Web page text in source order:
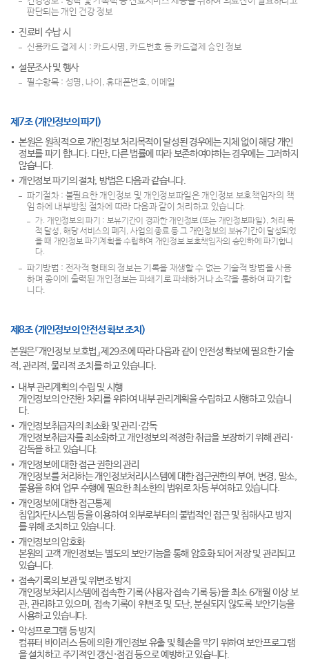
판단되는 개인 건강 정보
진료비 수납 시
신용카드 결제 시 : 카드사명, 카드번호 등 카드결제 승인 정보
설문조사 및 행사
필수항목 : 성명, 나이, 휴대폰번호, 이메일
제7조 (개인정보의 파기)
본원은 원칙적으로 개인정보 처리목적이 달성된 경우에는 지체 없이 해당 개인
정보를 파기 합니다. 다만, 다른 법률에 따라 보존하여야하는 경우에는 그러하지
않습니다.
개인정보 파기의 절차, 방법은 다음과 같습니다.
파기절차 : 불필요한 개인정보 및 개인정보파일은 개인정보 보호책임자의 책
임 하에 내부방침 절차에 따라 다음과 같이 처리하고 있습니다.
가. 개인정보의 파기 : 보유기간이 경과한 개인정보(또는 개인정보파일), 처리 목
적 달성, 해당 서비스의 폐지, 사업의 종료 등 그 개인정보의 보유기간이 달성되었
을 때 개인정보 파기계획을 수립하여 개인정보 보호책임자의 승인하에 파기합니
다.
파기방법 : 전자적 형태의 정보는 기록을 재생할 수 없는 기술적 방법을 사용
하며 종이에 출력된 개인정보는 파쇄기로 파쇄하거나 소각을 통하여 파기합
니다.
제8조 (개인정보의 안전성 확보 조치)
본원은『개인정보 보호법』제29조에 따라 다음과 같이 안전성 확보에 필요한 기술
적, 관리적, 물리적 조치를 하고 있습니다.
내부 관리계획의 수립 및 시행
개인정보의 안전한 처리를 위하여 내부 관리계획을 수립하고 시행하고 있습니
다.
개인정보취급자의 최소화 및 관리·감독
개인정보취급자를 최소화하고 개인정보의 적정한 취급을 보장하기 위해 관리·
감독을 하고 있습니다.
개인정보에 대한 접근 권한의 관리
개인정보를 처리하는 개인정보처리시스템에 대한 접근권한의 부여, 변경, 말소,
불용을 하여 업무 수행에 필요한 최소한의 범위로 차등 부여하고 있습니다.
개인정보에 대한 접근통제
침입차단시스템 등을 이용하여 외부로부터의 불법적인 접근 및 침해사고 방지
를 위해 조치하고 있습니다.
개인정보의 암호화
본원의 고객 개인정보는 별도의 보안기능을 통해 암호화 되어 저장 및 관리되고
있습니다.
접속기록의 보관 및 위변조 방지
개인정보처리시스템에 접속한 기록(사용자 접속 기록 등)을 최소 6개월 이상 보
관, 관리하고 있으며, 접속 기록이 위변조 및 도난, 분실되지 않도록 보안기능을
사용하고 있습니다.
악성프로그램 등 방지
컴퓨터 바이러스 등에 의한 개인정보 유출 및 훼손을 막기 위하여 보안프로그램
을 설치하고 주기적인 갱신·점검 등으로 예방하고 있습니다.